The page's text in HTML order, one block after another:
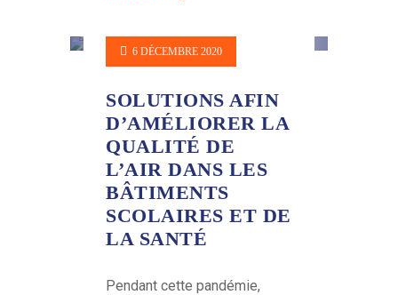
6 DÉCEMBRE 2020
SOLUTIONS AFIN
D’AMÉLIORER LA
QUALITÉ DE
L’AIR DANS LES
BÂTIMENTS
SCOLAIRES ET DE
LA SANTÉ
Pendant cette pandémie,